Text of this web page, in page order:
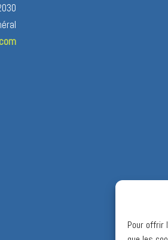
Pour offrir